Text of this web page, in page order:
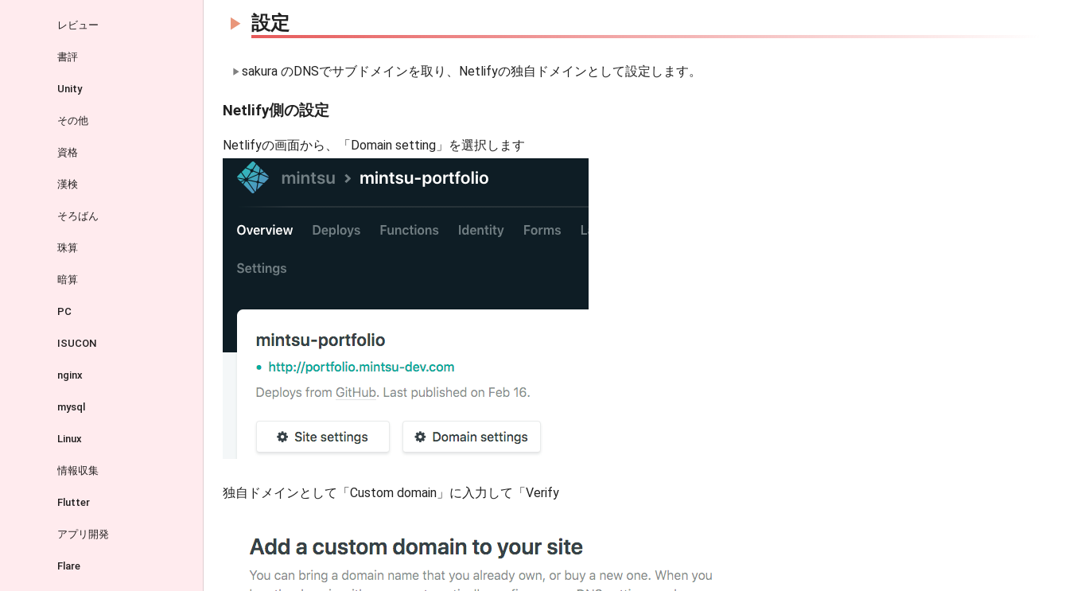
レビュー
書評
Unity
その他
資格
漢検
そろばん
珠算
暗算
PC
ISUCON
nginx
mysql
Linux
情報収集
Flutter
アプリ開発
Flare
設定
sakura のDNSでサブドメインを取り、Netlifyの独自ドメインとして設定します。
Netlify側の設定
Netlifyの画面から、「Domain setting」を選択します
独自ドメインとして「Custom domain」に入力して「Verify